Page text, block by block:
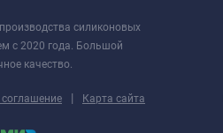
силиконовых
с 2020 года. Большой
качество.
| Карта сайта